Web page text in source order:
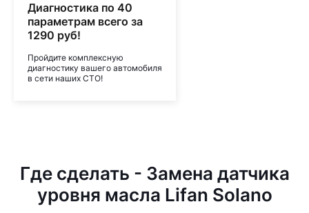
Диагностика по 40
параметрам всего за
1290 руб!
Пройдите комплексную
диагностику вашего автомобиля
в сети наших СТО!
Где сделать - Замена датчика
уровня масла Lifan Solano